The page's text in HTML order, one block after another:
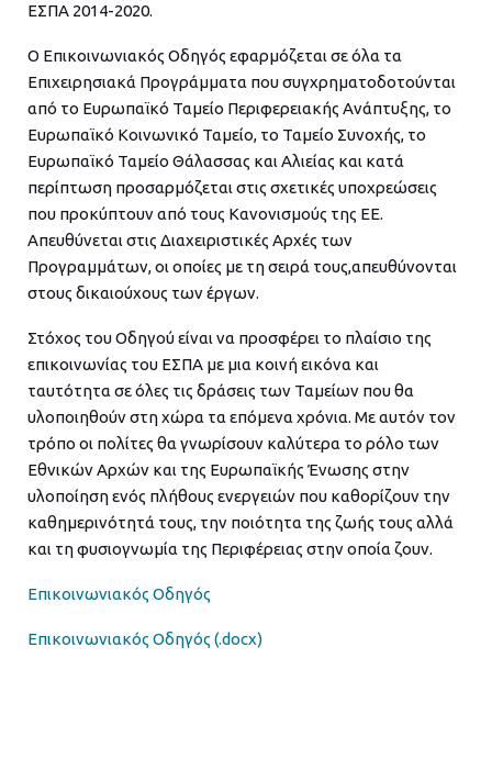
ΕΣΠΑ 2014-2020.
O Επικοινωνιακός Οδηγός εφαρμόζεται σε όλα τα
Επιχειρησιακά Προγράμματα που συγχρηματοδοτούνται
από το Ευρωπαϊκό Ταμείο Περιφερειακής Ανάπτυξης, το
Ευρωπαϊκό Κοινωνικό Ταμείο, το Ταμείο Συνοχής, το
Ευρωπαϊκό Ταμείο Θάλασσας και Αλιείας και κατά
περίπτωση προσαρμόζεται στις σχετικές υποχρεώσεις
που προκύπτουν από τους Κανονισμούς της ΕΕ.
Απευθύνεται στις Διαχειριστικές Αρχές των
Προγραμμάτων, οι οποίες με τη σειρά τους,απευθύνονται
στους δικαιούχους των έργων.
Στόχος του Οδηγού είναι να προσφέρει το πλαίσιο της
επικοινωνίας του ΕΣΠΑ με μια κοινή εικόνα και
ταυτότητα σε όλες τις δράσεις των Ταμείων που θα
υλοποιηθούν στη χώρα τα επόμενα χρόνια. Με αυτόν τον
τρόπο οι πολίτες θα γνωρίσουν καλύτερα το ρόλο των
Εθνικών Αρχών και της Ευρωπαϊκής Ένωσης στην
υλοποίηση ενός πλήθους ενεργειών που καθορίζουν την
καθημερινότητά τους, την ποιότητα της ζωής τους αλλά
και τη φυσιογνωμία της Περιφέρειας στην οποία ζουν.
Επικοινωνιακός Οδηγός
Επικοινωνιακός Οδηγός (.docx)